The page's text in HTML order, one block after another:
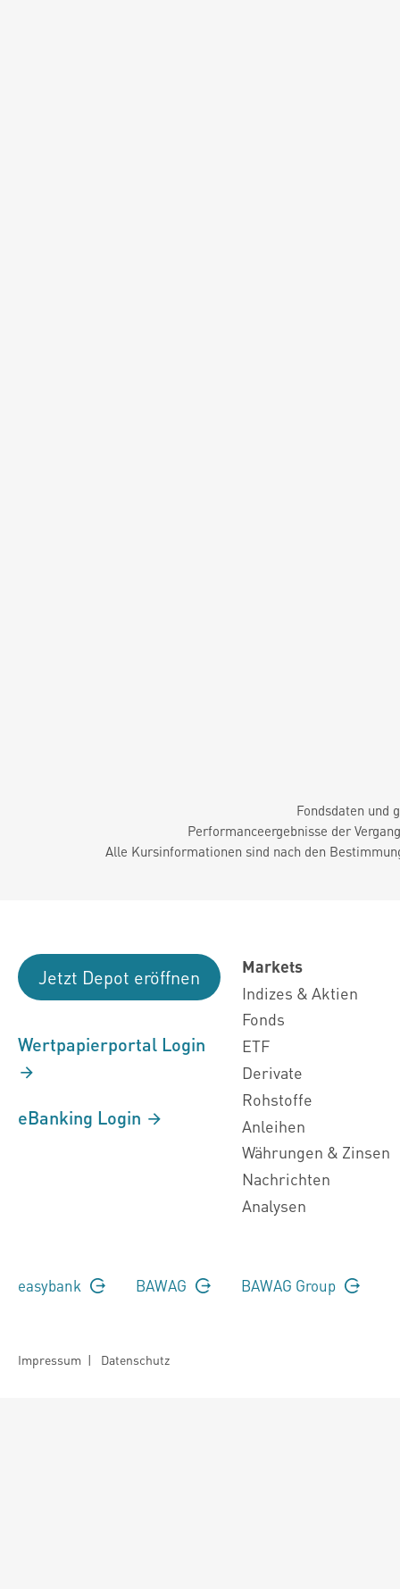
Fondsdaten und
Performanceergebnisse der
Alle Kursinformationen sind nach den
Jetzt Depot eröffnen
Wertpapierportal Login
eBanking Login
Markets
Indizes & Aktien
Fonds
ETF
Derivate
Rohstoffe
Anleihen
Währungen & Zinsen
Nachrichten
Analysen
easybank BAWAG BAWAG Group
Impressum | Datenschutz